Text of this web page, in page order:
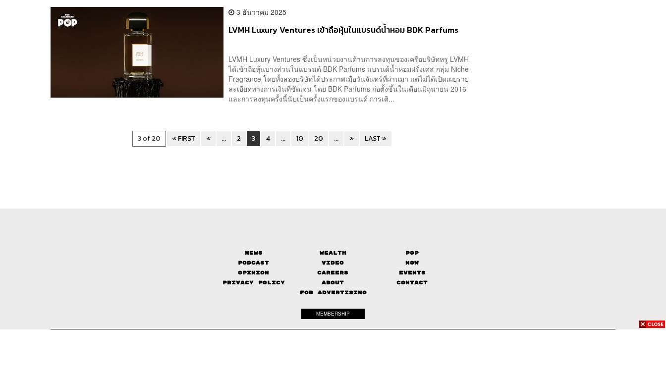
3 ธันวาคม 2025
LVMH Luxury Ventures เข้าถือหุ้นในแบรนด์น้ำหอม BDK Parfums
LVMH Luxury Ventures ซึ่งเป็นหน่วยงานด้านการลงทุนของเครือบริษัทหรู LVMH
ได้เข้าถือหุ้นบางส่วนในแบรนด์ BDK Parfums แบรนด์น้ำหอมฝรั่งเศส กลุ่ม Niche
Fragrance โดยทั้งสองบริษัทได้ประกาศเมื่อวันจันทร์ที่ผ่านมา แต่ไม่ได้เปิดเผยราย
ละเอียดทางการเงินที่ชัดเจน โดย BDK Parfums ก่อตั้งขึ้นในเดือนมิถุนายน 2016
และการลงทุนครั้งนี้นับเป็นครั้งแรกของแบรนด์ การเติ...
3 of 20 « FIRST « ... 2 3 4 ... 10 20 ... » LAST »
News Wealth
Pop
Podcast
Video
Now
Opinion
Careers
Events
Privacy Policy
About
Contact
FOR ADVERTISING
MEMBERSHIP